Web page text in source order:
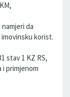
da
korist.
stav 1 KZ RS,
i primjenom